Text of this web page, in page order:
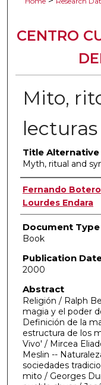
CENTRO
Mito,
Title Alternative
Myth, ritual and
Authors
Fernando Botero
Lourdes Endara
Document Type
Book
Publication
2000
Abstract
Religión / Ralph
magia y el poder
Definición de la
estructura de los
Vivo' / Mircea
Meslin --
sociedades
mito / Georges